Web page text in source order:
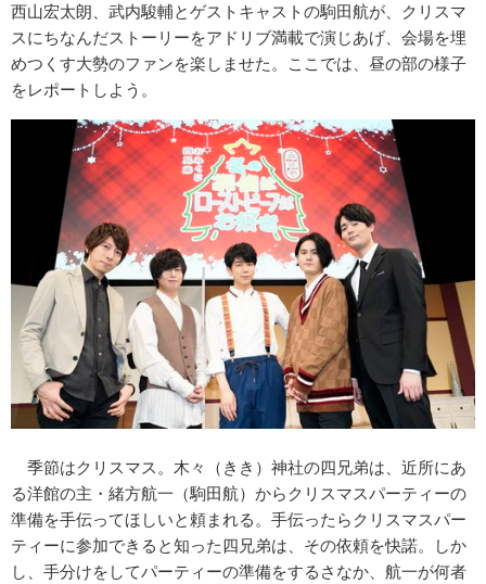
西山宏太朗、武内駿輔とゲストキャストの駒田航が、クリスマ
スにちなんだストーリーをアドリブ満載で演じあげ、会場を埋
めつくす大勢のファンを楽しませた。ここでは、昼の部の様子
をレポートしよう。
季節はクリスマス。木々（きき）神社の四兄弟は、近所にあ
る洋館の主・緒方航一（駒田航）からクリスマスパーティーの
準備を手伝ってほしいと頼まれる。手伝ったらクリスマスパー
ティーに参加できると知った四兄弟は、その依頼を快諾。しか
し、手分けをしてパーティーの準備をするさなか、航一が何者